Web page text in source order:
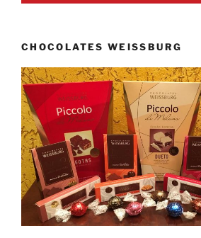
CHOCOLATES WEISSBURG